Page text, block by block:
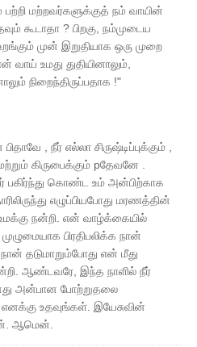
பற்றி மற்றவர்களுக்குத் நம் வாயின்
கூடாதா ? பிறகு, நம்முடைய
முன் இறுதியாக ஒரு முறை
உமது துதியினாலும்,
நிறைந்திருப்பதாக !"
, நீர் எல்லா சிருஷ்டிப்புக்கும் ,
கிருபைக்கும் pதேவனே .
பகிர்ந்து கொண்ட உம் அன்பிற்காக
எழுப்பியபோது மரணத்தின்
நன்றி. என் வாழ்க்கையில்
பிரதிபலிக்க நான்
தடுமாறும்போது என் மீது
ஆண்டவரே, இந்த நாளில் நீர்
அன்பான போற்றுதலை
உதவுங்கள். இயேசுவின்
ஆமென்.